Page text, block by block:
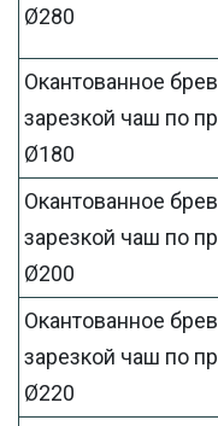
Ø280
Окантованное
зарезкой чаш по
Ø180
Окантованное
зарезкой чаш по
Ø200
Окантованное
зарезкой чаш по
Ø220